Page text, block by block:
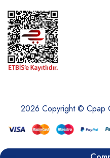
2026 Copyright © Cpap